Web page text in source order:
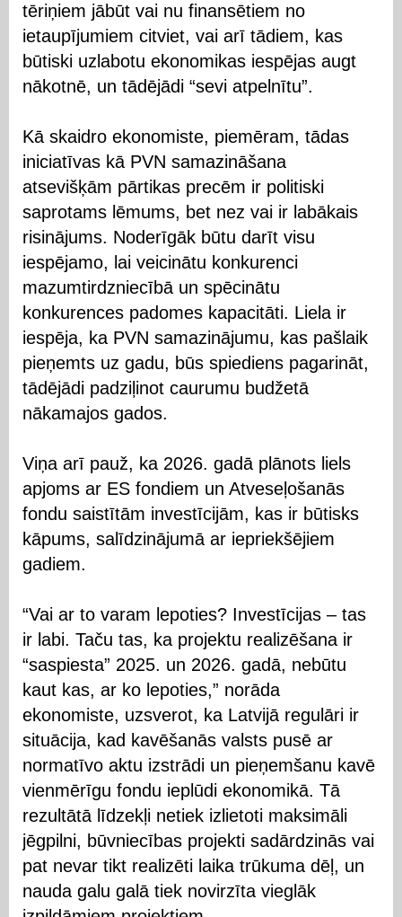
tēriņiem jābūt vai nu finansētiem no
ietaupījumiem citviet, vai arī tādiem, kas
būtiski uzlabotu ekonomikas iespējas augt
nākotnē, un tādējādi “sevi atpelnītu”.
Kā skaidro ekonomiste, piemēram, tādas
iniciatīvas kā PVN samazināšana
atsevišķām pārtikas precēm ir politiski
saprotams lēmums, bet nez vai ir labākais
risinājums. Noderīgāk būtu darīt visu
iespējamo, lai veicinātu konkurenci
mazumtirdzniecībā un spēcinātu
konkurences padomes kapacitāti. Liela ir
iespēja, ka PVN samazinājumu, kas pašlaik
pieņemts uz gadu, būs spiediens pagarināt,
tādējādi padziļinot caurumu budžetā
nākamajos gados.
Viņa arī pauž, ka 2026. gadā plānots liels
apjoms ar ES fondiem un Atveseļošanās
fondu saistītām investīcijām, kas ir būtisks
kāpums, salīdzinājumā ar iepriekšējiem
gadiem.
“Vai ar to varam lepoties? Investīcijas – tas
ir labi. Taču tas, ka projektu realizēšana ir
“saspiesta” 2025. un 2026. gadā, nebūtu
kaut kas, ar ko lepoties,” norāda
ekonomiste, uzsverot, ka Latvijā regulāri ir
situācija, kad kavēšanās valsts pusē ar
normatīvo aktu izstrādi un pieņemšanu kavē
vienmērīgu fondu ieplūdi ekonomikā. Tā
rezultātā līdzekļi netiek izlietoti maksimāli
jēgpilni, būvniecības projekti sadārdzinās vai
pat nevar tikt realizēti laika trūkuma dēļ, un
nauda galu galā tiek novirzīta vieglāk